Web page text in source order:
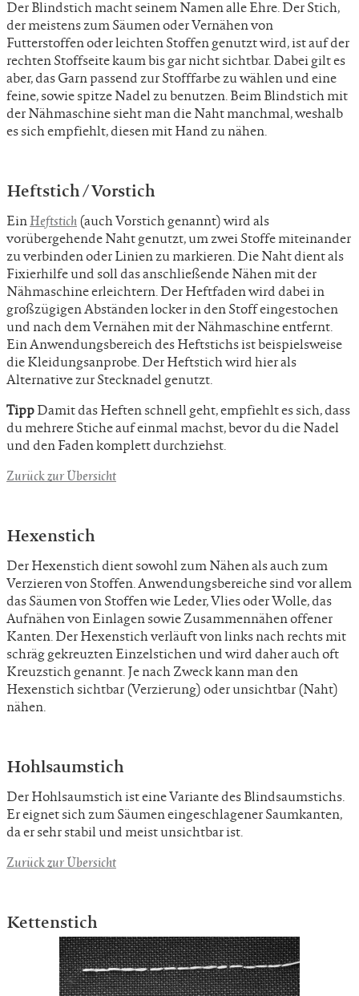
Der Blindstich macht seinem Namen alle Ehre. Der Stich,
der meistens zum Säumen oder Vernähen von
Futterstoffen oder leichten Stoffen genutzt wird, ist auf der
rechten Stoffseite kaum bis gar nicht sichtbar. Dabei gilt es
aber, das Garn passend zur Stofffarbe zu wählen und eine
feine, sowie spitze Nadel zu benutzen. Beim Blindstich mit
der Nähmaschine sieht man die Naht manchmal, weshalb
es sich empfiehlt, diesen mit Hand zu nähen.
Heftstich / Vorstich
EinHeftstich(auch Vorstich genannt) wird als
vorübergehende Naht genutzt, um zwei Stoffe miteinander
zu verbinden oder Linien zu markieren. Die Naht dient als
Fixierhilfe und soll das anschließende Nähen mit der
Nähmaschine erleichtern. Der Heftfaden wird dabei in
großzügigen Abständen locker in den Stoff eingestochen
und nach dem Vernähen mit der Nähmaschine entfernt.
Ein Anwendungsbereich des Heftstichs ist beispielsweise
die Kleidungsanprobe. Der Heftstich wird hier als
Alternative zur Stecknadel genutzt.
TippDamit das Heften schnell geht, empfiehlt es sich, dass
du mehrere Stiche auf einmal machst, bevor du die Nadel
und den Faden komplett durchziehst.
Zurück zur Übersicht
Hexenstich
Der Hexenstich dient sowohl zum Nähen als auch zum
Verzieren von Stoffen. Anwendungsbereiche sind vor allem
das Säumen von Stoffen wie Leder, Vlies oder Wolle, das
Aufnähen von Einlagen sowie Zusammennähen offener
Kanten. Der Hexenstich verläuft von links nach rechts mit
schräg gekreuzten Einzelstichen und wird daher auch oft
Kreuzstich genannt. Je nach Zweck kann man den
Hexenstich sichtbar (Verzierung) oder unsichtbar (Naht)
nähen.
Hohlsaumstich
Der Hohlsaumstich ist eine Variante des Blindsaumstichs.
Er eignet sich zum Säumen eingeschlagener Saumkanten,
da er sehr stabil und meist unsichtbar ist.
Zurück zur Übersicht
Kettenstich